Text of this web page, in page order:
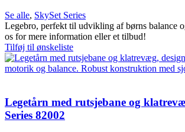
Se alle, SkySet Series
Legebro, perfekt til udvikling af børns balance
os for mere information eller et tilbud!
Tilføj til ønskeliste
Legetårn med rutsjebane og
Series 82002